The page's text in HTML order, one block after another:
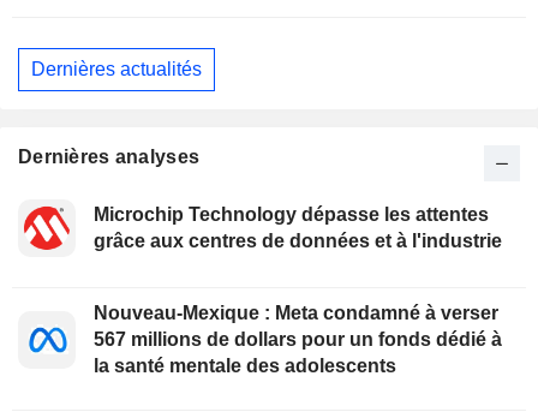
Dernières actualités
Dernières analyses
Microchip Technology dépasse les attentes
grâce aux centres de données et à l'industrie
Nouveau-Mexique : Meta condamné à verser
567 millions de dollars pour un fonds dédié à
la santé mentale des adolescents